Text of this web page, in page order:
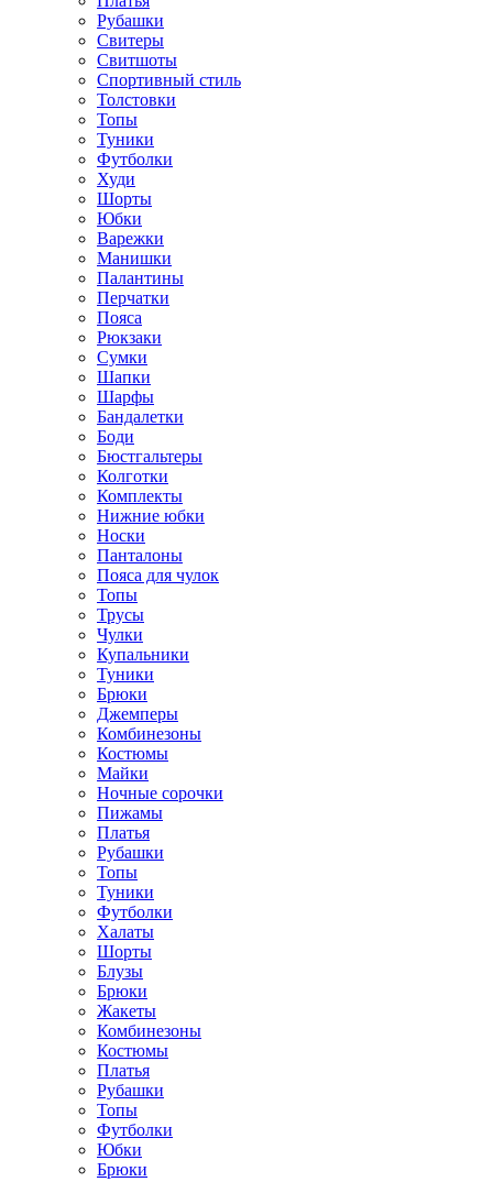
Рубашки
Свитеры
Свитшоты
Спортивный стиль
Толстовки
Топы
Туники
Футболки
Худи
Шорты
Юбки
Варежки
Манишки
Палантины
Перчатки
Пояса
Рюкзаки
Сумки
Шапки
Шарфы
Бандалетки
Боди
Бюстгальтеры
Колготки
Комплекты
Нижние юбки
Носки
Панталоны
Поясa для чулок
Топы
Трусы
Чулки
Купальники
Туники
Брюки
Джемперы
Комбинезоны
Костюмы
Майки
Ночные сорочки
Пижамы
Платья
Рубашки
Топы
Туники
Футболки
Халаты
Шорты
Блузы
Брюки
Жакеты
Комбинезоны
Костюмы
Платья
Рубашки
Топы
Футболки
Юбки
Брюки